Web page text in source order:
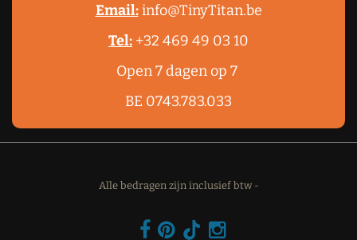
Email:info@TinyTitan.be
Tel: +32 469 49 03 10
Open 7 dagen op 7
BE 0743.783.033
Alle bedragen zijn inclusief btw -